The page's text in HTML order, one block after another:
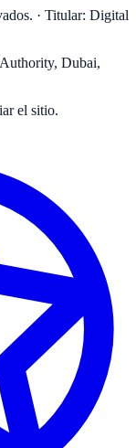
· Titular: Digital
Dubai,
el sitio.